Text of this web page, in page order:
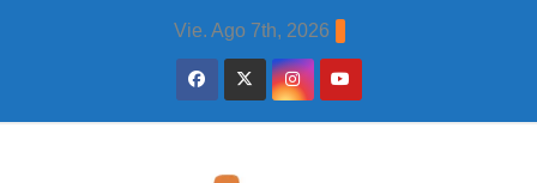
Vie. Ago 7th, 2026